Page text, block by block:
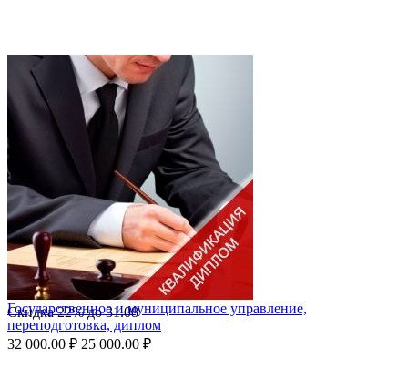
Скидка22%до31.08
Государственное и муниципальное управление,
переподготовка, диплом
32 000.00 ₽ 25 000.00 ₽